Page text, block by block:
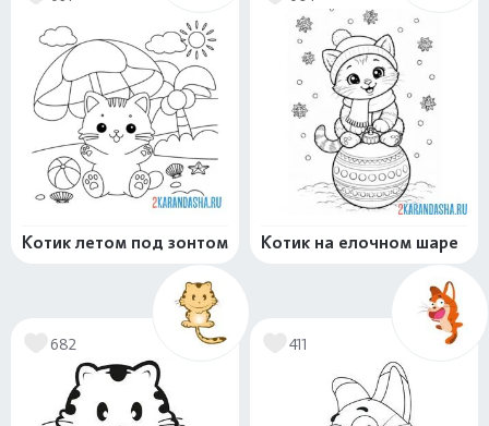
Котик летом под зонтом Котик на елочном шаре
682 411